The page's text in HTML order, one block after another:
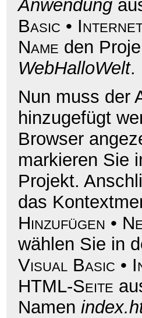
Anwendung
Basic •
Name den
WebHalloWelt.
Nun muss der
hinzugefügt
Browser
markieren Sie
Projekt.
das
Hinzufügen •
wählen Sie in
Visual Basic •
HTML-Seite
Namen